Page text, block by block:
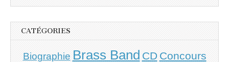
CATÉGORIES
Biographie Brass Band CD Concours